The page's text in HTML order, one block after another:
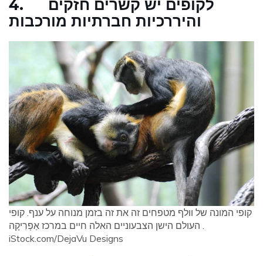
4. לקופים יש קשרים חזקים
והיררכיות חברתיות מורכבות
קופי המונה של וולף מטפחים זה את זה בזמן מנוחה על ענף. קופי
iStock.com/DejaVu Designs